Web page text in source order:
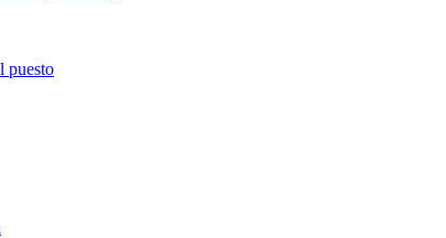
puesto